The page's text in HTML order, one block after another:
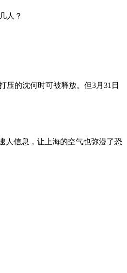
人？
压的沈何时可被释放。但3月31日
人信息，让上海的空气也弥漫了恐